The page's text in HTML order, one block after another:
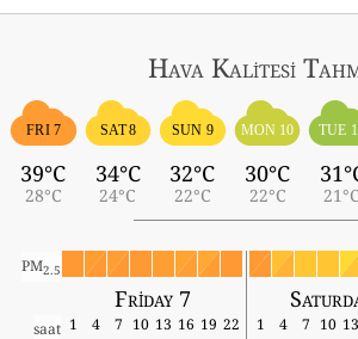
Hava Kalitesi
FRI 7
39°C
28°C
SAT 8
34°C
24°C
SUN 9
32°C
22°C
MON 10
30°C
22°C
TUE
21°C
PM2.5
Friday 7
saat 1 4 7 10 13 16 19 22 1 4 7 10 13